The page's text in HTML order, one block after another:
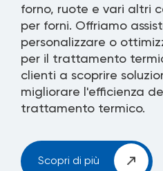
forno, ruote e vari altri
per forni. Offriamo
personalizzare o
per il trattamento
clienti a scoprire
migliorare l'efficienza
trattamento termico.
Scopri di più